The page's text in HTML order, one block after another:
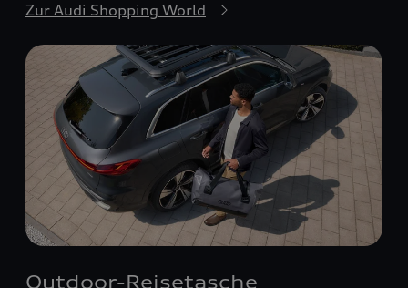
Zur Audi Shopping World
Outdoor-Reisetasche